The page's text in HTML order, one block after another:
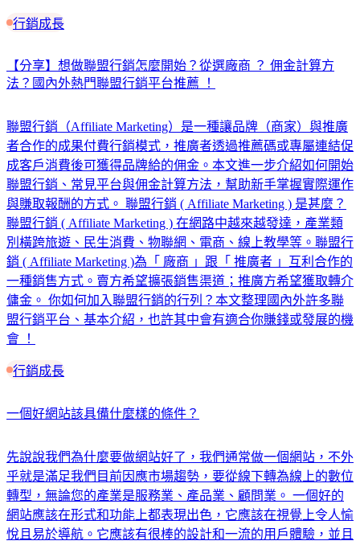
行銷成長
【分享】想做聯盟行銷怎麼開始？從選廠商 ？ 佣金計算方
法？國內外熱門聯盟行銷平台推薦 ！
聯盟行銷（Affiliate Marketing）是一種讓品牌（商家）與推廣
者合作的成果付費行銷模式，推廣者透過推薦碼或專屬連結促
成客戶消費後可獲得品牌給的佣金。本文進一步介紹如何開始
聯盟行銷、常見平台與佣金計算方法，幫助新手掌握實際運作
與賺取報酬的方式。 聯盟行銷 ( Affiliate Marketing ) 是甚麼？
聯盟行銷 ( Affiliate Marketing ) 在網路中越來越發達，產業類
別橫跨旅遊、民生消費、物聯網、電商、線上教學等。聯盟行
銷 ( Affiliate Marketing )為「 廠商 」跟「 推廣者 」互利合作的
一種銷售方式。賣方希望擴張銷售渠道；推廣方希望獲取轉介
傭金。 你如何加入聯盟行銷的行列？本文整理國內外許多聯
盟行銷平台、基本介紹，也許其中會有適合你賺錢或發展的機
會 ！
行銷成長
一個好網站該具備什麼樣的條件？
先說說我們為什麼要做網站好了，我們通常做一個網站，不外
乎就是滿足我們目前因應市場趨勢，要從線下轉為線上的數位
轉型，無論您的產業是服務業、產品業、顧問業。 一個好的
網站應該在形式和功能上都表現出色，它應該在視覺上令人愉
悅且易於導航。它應該有很棒的設計和一流的用戶體驗，並且